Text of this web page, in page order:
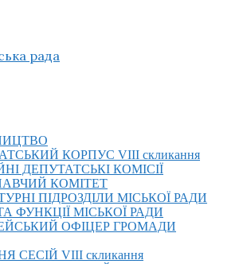
рада
КОРПУС VIІI скликання
ДЕПУТАТСЬКІ КОМІСІЇ
КОМІТЕТ
ПІДРОЗДІЛИ МІСЬКОЇ РАДИ
ФУНКЦІЇ МІСЬКОЇ РАДИ
ОФІЦЕР ГРОМАДИ
СЕСІЙ VIІI скликання